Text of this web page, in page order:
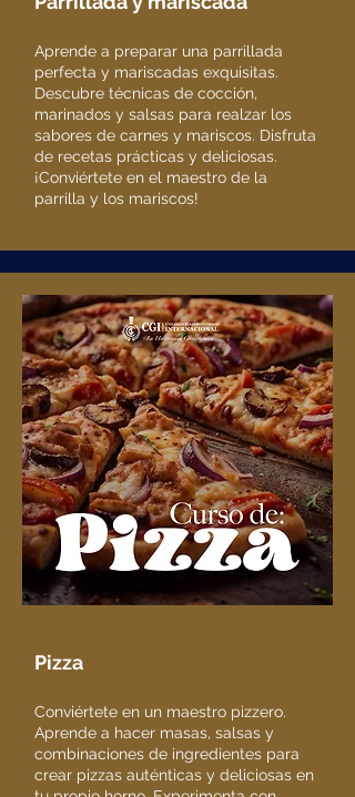
Aprende a preparar una parrillada
perfecta y mariscadas exquisitas.
Descubre técnicas de cocción,
marinados y salsas para realzar los
sabores de carnes y mariscos. Disfruta
de recetas prácticas y deliciosas.
¡Conviértete en el maestro de la
parrilla y los mariscos!
Pizza
Conviértete en un maestro pizzero.
Aprende a hacer masas, salsas y
combinaciones de ingredientes para
crear pizzas auténticas y deliciosas en